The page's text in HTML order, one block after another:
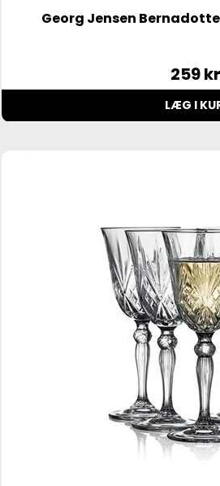
Georg Jensen
259
LÆG I